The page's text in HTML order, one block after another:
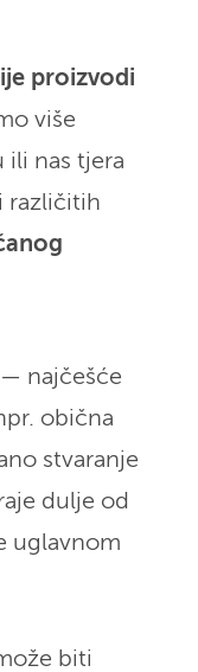
proizvodi
više
ili nas tjera
različitih
najčešće
obična
stvaranje
dulje od
uglavnom
biti